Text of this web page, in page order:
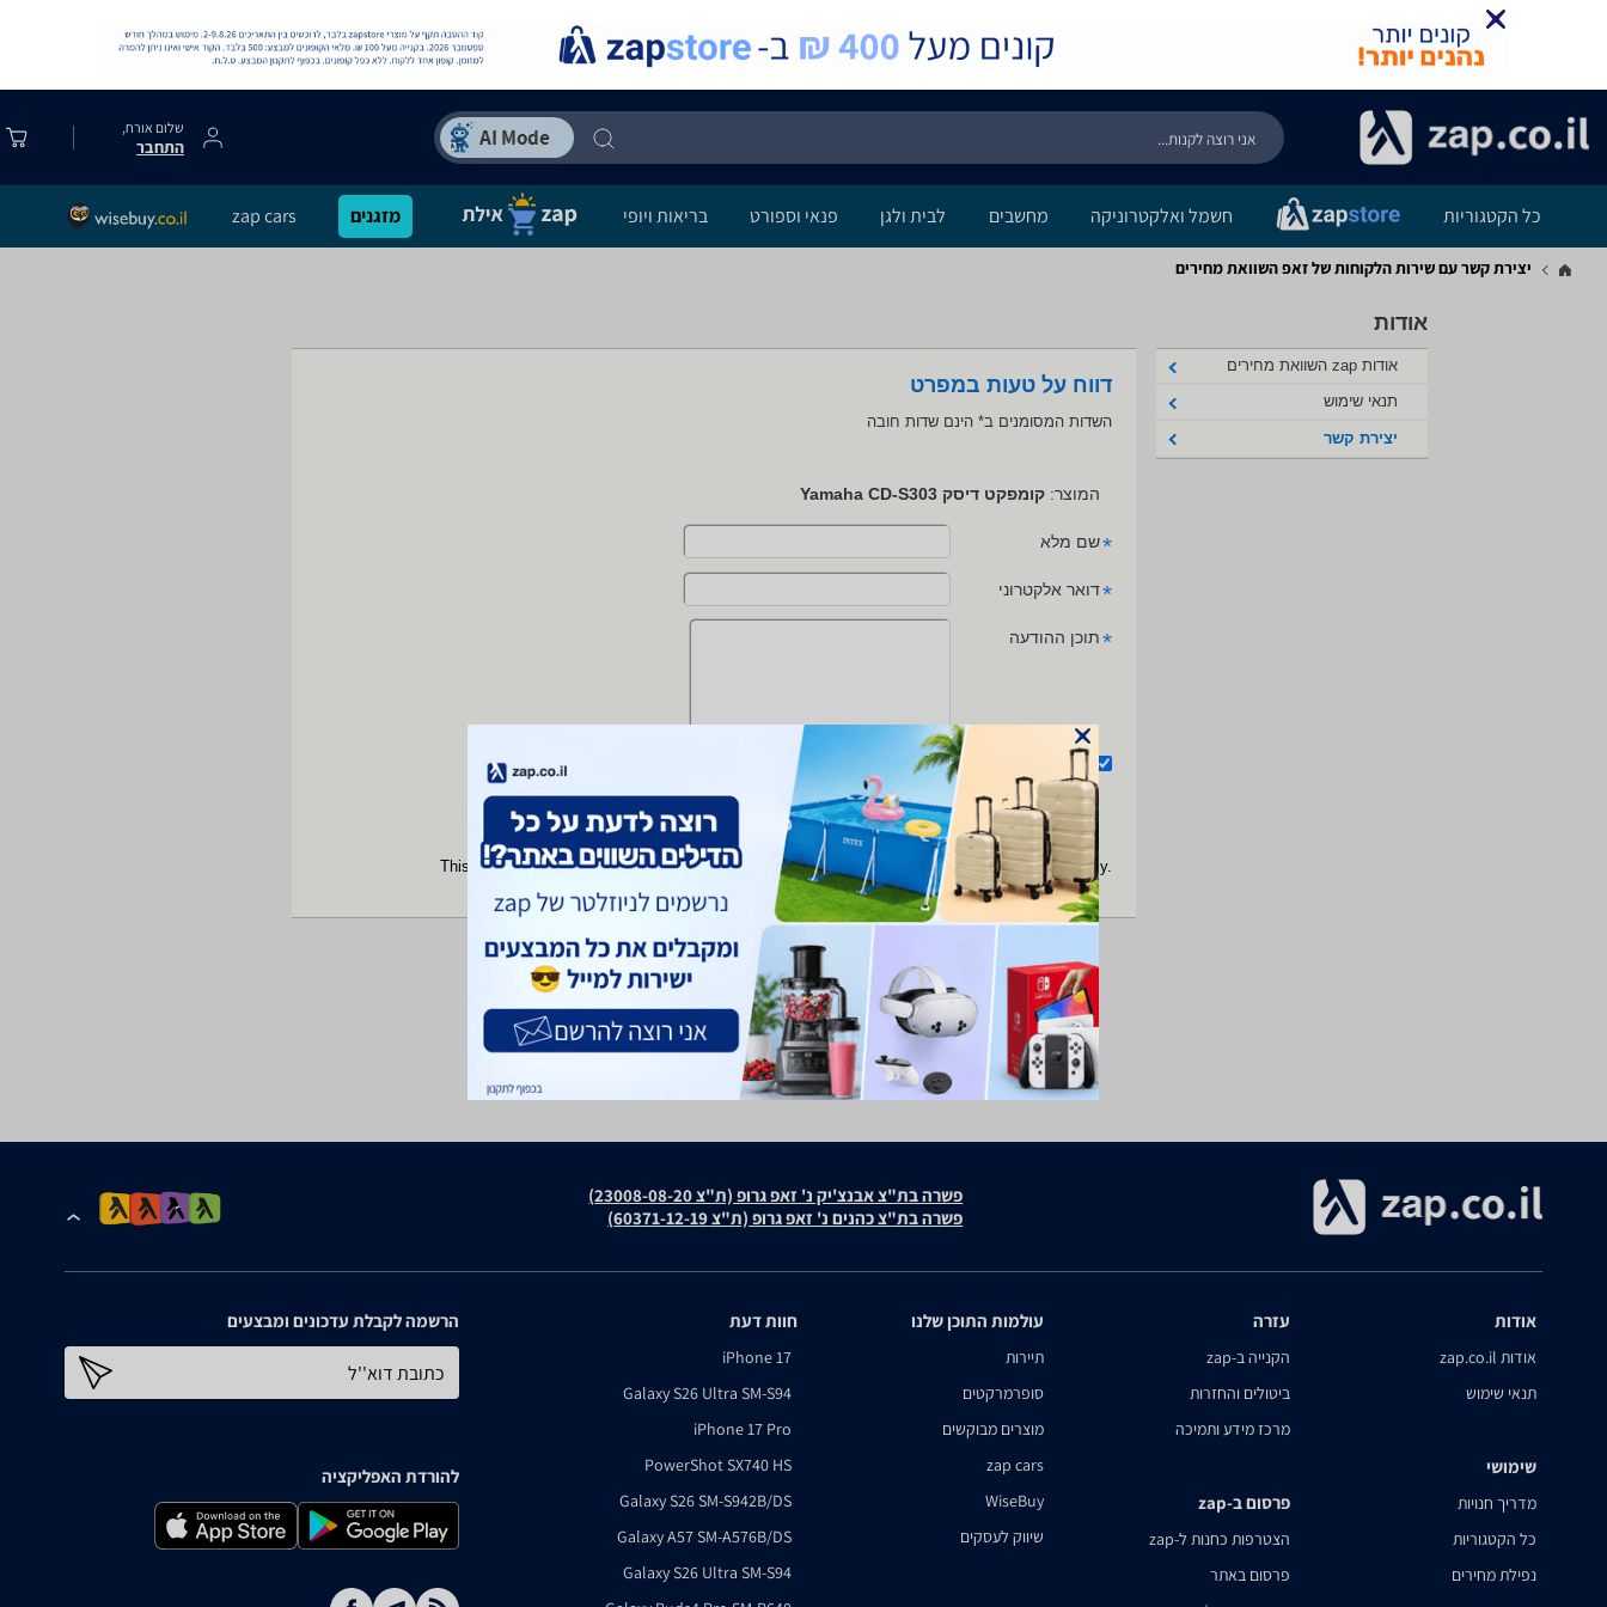
שלום אורח,
התחבר
כל הקטגוריות חשמל ואלקטרוניקה מחשבים לבית ולגן פנאי וספורט בריאות ויופי מזגנים zap cars
יצירת קשר עם שירות הלקוחות של זאפ השוואת מחירים
אודות
אודות zap השוואת מחירים
תנאי שימוש
יצירת קשר
דווח על טעות במפרט
השדות המסומנים ב* הינם שדות חובה
המוצר: קומפקט דיסק Yamaha CD-S303
*שם מלא
*דואר אלקטרוני
*תוכן ההודעה
אני מאשר/ת את תנאי השימוש מדיניות הפרטיות
This site is protected by reCAPTCHA and the GooglePrivacy Policy and Terms of Serviceapply.
פשרה בת"צ אבנצ'יק נ' זאפ גרופ (ת"צ 23008-08-20)
פשרה בת"צ כהנים נ' זאפ גרופ (ת"צ 60371-12-19)
אודות
אודות zap.co.il
תנאי שימוש
שימושי
מדריך חנויות
כל הקטגוריות
נפילת מחירים
עזרה
הקנייה ב-zap
ביטולים והחזרות
מרכז מידע ותמיכה
פרסום ב-zap
הצטרפות כחנות ל-zap
פרסום באתר
עולמות התוכן שלנו
תיירות
סופרמרקטים
מוצרים מבוקשים
zap cars
WiseBuy
שיווק לעסקים
חוות דעת
iPhone 17
Galaxy S26 Ultra SM-S94
iPhone 17 Pro
PowerShot SX740 HS
Galaxy S26 SM-S942B/DS
Galaxy A57 SM-A576B/DS
Galaxy S26 Ultra SM-S94
הרשמה לקבלת עדכונים ומבצעים
כתובת דוא''ל
להורדת האפליקציה